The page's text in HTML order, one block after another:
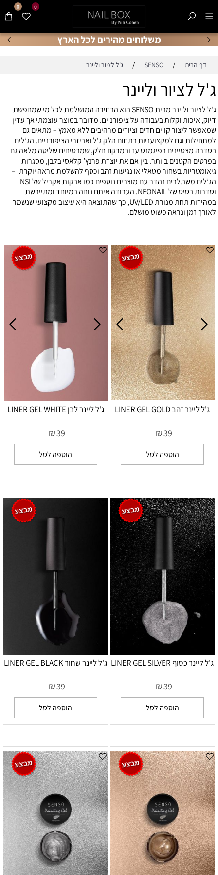
משלוחים מהירים לכל הארץ
0 0
דף הבית /
SENSO
/ ג'ל לציור וליינר
ג'ל לציור וליינר
ג'ל לציור וליינר מבית SENSO הוא הבחירה המושלמת לכל מי שמחפשת
דיוק, איכות וקלות בעבודה על ציפורניים. מדובר במוצר עוצמתי אך עדין
שמאפשר ליצור קווים חדים וציורים מרהיבים ללא מאמץ – מתאים גם
למתחילות וגם למקצועניות בתחום הלק ג'ל ואביזרי הציפורניים. הג’לים
בסדרה מצטיינים בפיגמנט עז ובמרקם חלק, שמבטיחים שליטה מלאה גם
בפרטים הקטנים ביותר. בין אם את יוצרת פרנץ’ קלאסי בלבן, מסגרות
גיאומטריות בשחור מטאלי או נגיעות זהב וכסף להשלמת מראה יוקרתי –
הג’לים משתלבים נהדר עם מוצרים נוספים כמו אבקות אקריל של NSI
וסדרות בסיס של NEONAIL. העבודה איתם נוחה במיוחד ומתייבשת
במהירות תחת מנורת UV/LED, כך שהתוצאה היא עיצוב מקצועי שנשמר
לאורך זמן ונראה פשוט מושלם.
ג'ל ליינר זהב LINER GEL GOLD
₪39
הוספה לסל
ג'ל ליינר לבן LINER GEL WHITE
₪39
הוספה לסל
ג'ל ליינר כסוף LINER GEL SILVER
₪39
הוספה לסל
ג'ל ליינר שחור LINER GEL BLACK
₪39
הוספה לסל